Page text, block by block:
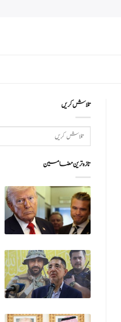
تلاش کریں
تازہ ترین مضامین